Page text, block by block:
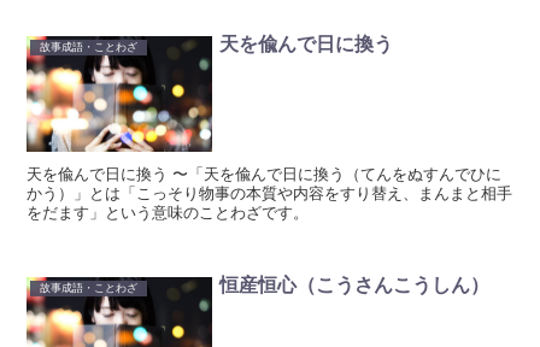
故事成語・ことわざ 天を偸んで日に換う
天を偸んで日に換う 〜「天を偸んで日に換う（てんをぬすんでひに
かう）」とは「こっそり物事の本質や内容をすり替え、まんまと相手
をだます」という意味のことわざです。
故事成語・ことわざ 恒産恒心（こうさんこうしん）